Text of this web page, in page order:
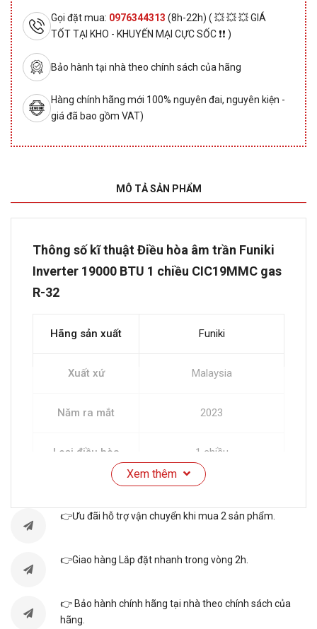
Gọi đặt mua: 0976344313 (8h-22h) ( 💥 💥 💥 GIÁ
TỐT TẠI KHO - KHUYẾN MẠI CỰC SỐC ❗❗ )
Bảo hành tại nhà theo chính sách của hãng
Hàng chính hãng mới 100% nguyên đai, nguyên kiện -
giá đã bao gồm VAT)
MÔ TẢ SẢN PHẨM
Thông số kĩ thuật Điều hòa âm trần Funiki
Inverter 19000 BTU 1 chiều CIC19MMC gas
R-32
Hãng sản xuất Funiki
Xuất xứ Malaysia
Năm ra mắt 2023
Loại điều hòa 1 chiều
Xem thêm
👉Ưu đãi hỗ trợ vận chuyển khi mua 2 sản phẩm.
👉Giao hàng Lắp đặt nhanh trong vòng 2h.
👉 Bảo hành chính hãng tại nhà theo chính sách của
hãng.